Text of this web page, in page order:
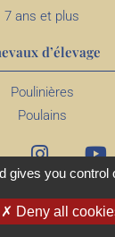
7 ans et plus
d’élevage
Poulinières
Poulains
MENTIONS
gives you control
Deny all